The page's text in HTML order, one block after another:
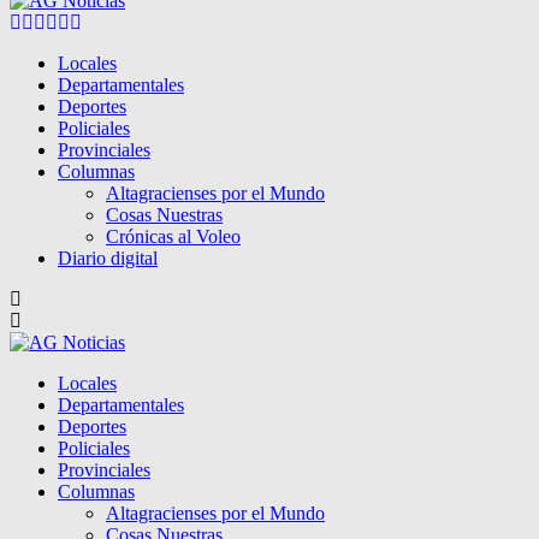
Facebook
Twitter
Instagram
Pinterest
Google
Locales
Departamentales
Deportes
Policiales
Provinciales
Columnas
Altagracienses por el Mundo
Cosas Nuestras
Crónicas al Voleo
Diario digital
Locales
Departamentales
Deportes
Policiales
Provinciales
Columnas
Altagracienses por el Mundo
Cosas Nuestras